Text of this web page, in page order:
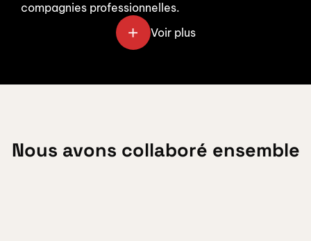
compagnies professionnelles.
Voir plus
Nous avons collaboré ensemble